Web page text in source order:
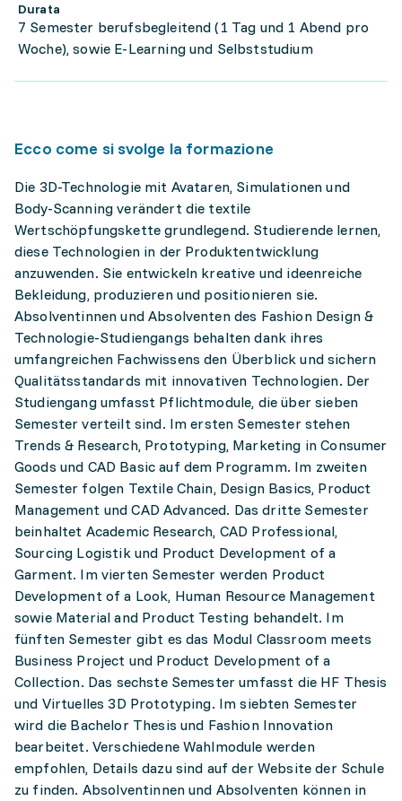
Durata
7 Semester berufsbegleitend (1 Tag und 1 Abend pro
Woche), sowie E-Learning und Selbststudium
Ecco come si svolge la formazione
Die 3D-Technologie mit Avataren, Simulationen und
Body-Scanning verändert die textile
Wertschöpfungskette grundlegend. Studierende lernen,
diese Technologien in der Produktentwicklung
anzuwenden. Sie entwickeln kreative und ideenreiche
Bekleidung, produzieren und positionieren sie.
Absolventinnen und Absolventen des Fashion Design &
Technologie-Studiengangs behalten dank ihres
umfangreichen Fachwissens den Überblick und sichern
Qualitätsstandards mit innovativen Technologien. Der
Studiengang umfasst Pflichtmodule, die über sieben
Semester verteilt sind. Im ersten Semester stehen
Trends & Research, Prototyping, Marketing in Consumer
Goods und CAD Basic auf dem Programm. Im zweiten
Semester folgen Textile Chain, Design Basics, Product
Management und CAD Advanced. Das dritte Semester
beinhaltet Academic Research, CAD Professional,
Sourcing Logistik und Product Development of a
Garment. Im vierten Semester werden Product
Development of a Look, Human Resource Management
sowie Material and Product Testing behandelt. Im
fünften Semester gibt es das Modul Classroom meets
Business Project und Product Development of a
Collection. Das sechste Semester umfasst die HF Thesis
und Virtuelles 3D Prototyping. Im siebten Semester
wird die Bachelor Thesis und Fashion Innovation
bearbeitet. Verschiedene Wahlmodule werden
empfohlen, Details dazu sind auf der Website der Schule
zu finden. Absolventinnen und Absolventen können in